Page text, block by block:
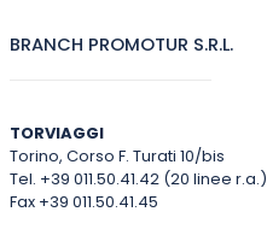
BRANCH PROMOTUR S.R.L.
TORVIAGGI
Torino, Corso F. Turati 10/bis
Tel. +39 011.50.41.42 (20 linee r.a.)
Fax +39 011.50.41.45